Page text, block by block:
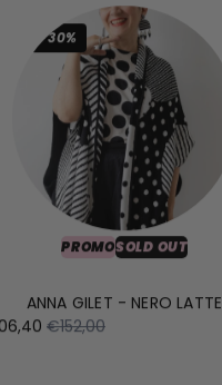
-30%
PROMOSOLD OUT
ANNA GILET - NERO LATTE
€152,00